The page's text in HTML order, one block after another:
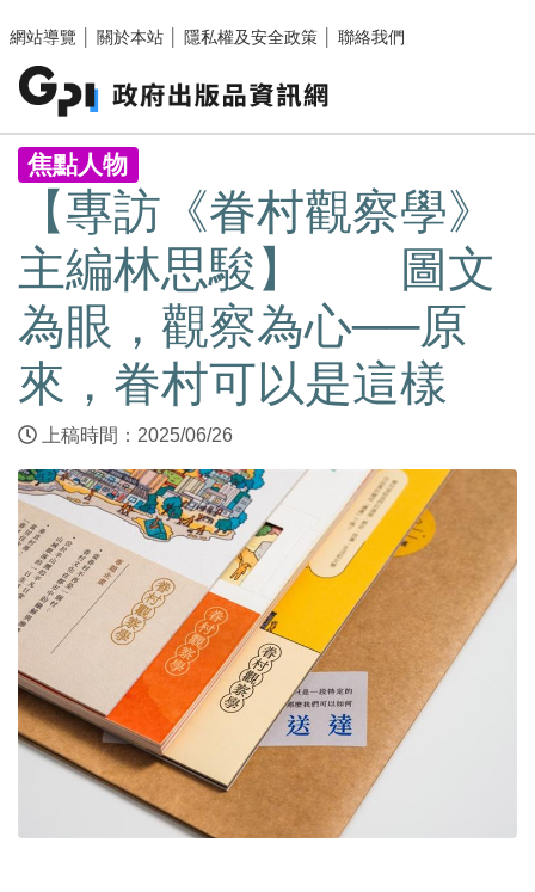
網站導覽
關於本站 隱私權及安全政策 聯絡我們
:::
焦點人物
【專訪《眷村觀察學》
主編林思駿】 圖文
為眼，觀察為心──原
來，眷村可以是這樣
上稿時間：2025/06/26